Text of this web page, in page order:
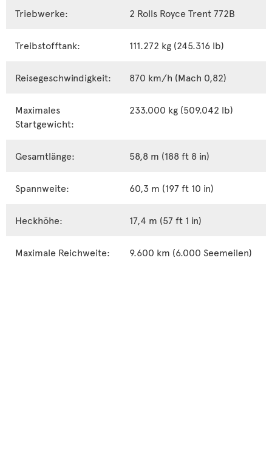
Triebwerke: 2 Rolls Royce Trent 772B
Treibstofftank: 111.272 kg (245.316 lb)
Reisegeschwindigkeit: 870 km/h (Mach 0,82)
Maximales
Startgewicht:
233.000 kg (509.042 lb)
Gesamtlänge: 58,8 m (188 ft 8 in)
Spannweite: 60,3 m (197 ft 10 in)
Heckhöhe: 17,4 m (57 ft 1 in)
Maximale Reichweite: 9.600 km (6.000 Seemeilen)